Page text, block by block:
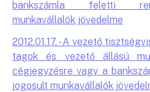
bankszámla feletti
munkavállalók jövedelme
2012.01.17. - A vezető
tagok és vezető állású
cégjegyzésre vagy a
jogosult munkavállalók